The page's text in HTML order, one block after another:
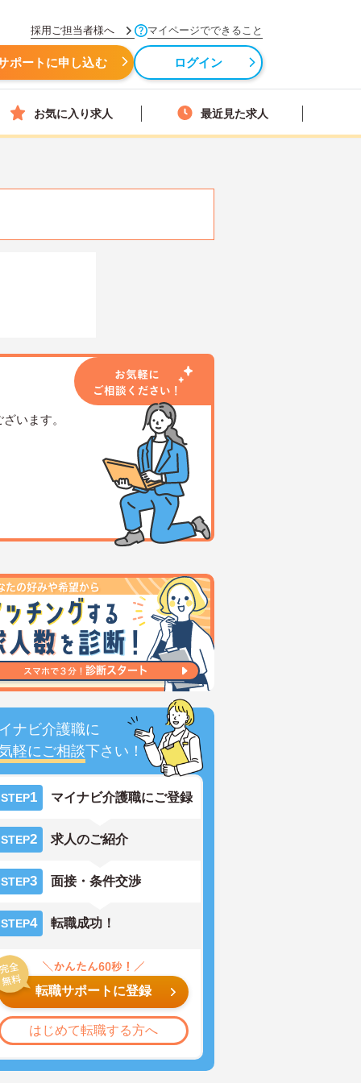
採用ご担当者様へ マイページでできること
ポートに申し込む ログイン
お気に入り求人 最近見た求人
います。
ナビ介護職に
軽にご相談下さい！
STEP1 マイナビ介護職にご登録
STEP2 求人のご紹介
STEP3 面接・条件交渉
STEP4 転職成功！
転職サポートに登録
はじめて転職する方へ